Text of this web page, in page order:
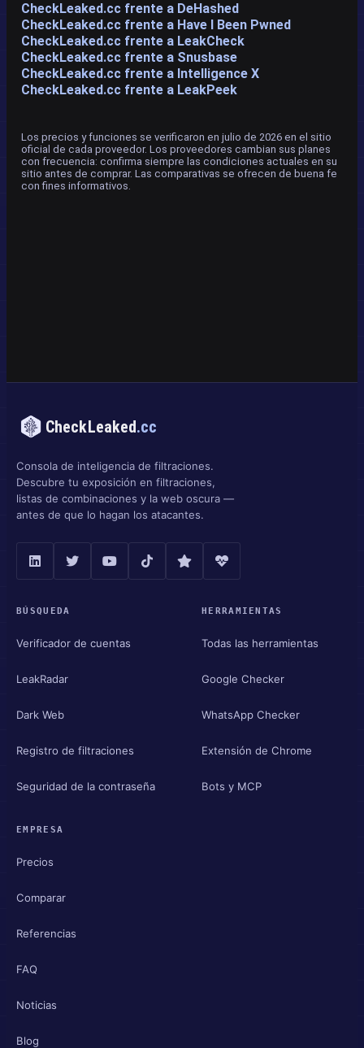
CheckLeaked.cc frente a DeHashed
CheckLeaked.cc frente a Have I Been Pwned
CheckLeaked.cc frente a LeakCheck
CheckLeaked.cc frente a Snusbase
CheckLeaked.cc frente a Intelligence X
CheckLeaked.cc frente a LeakPeek
Los precios y funciones se verificaron en julio de 2026 en el sitio
oficial de cada proveedor. Los proveedores cambian sus planes
con frecuencia: confirma siempre las condiciones actuales en su
sitio antes de comprar. Las comparativas se ofrecen de buena fe
con fines informativos.
CheckLeaked.cc
Consola de inteligencia de filtraciones.
Descubre tu exposición en filtraciones,
listas de combinaciones y la web oscura —
antes de que lo hagan los atacantes.
BÚSQUEDA
Verificador de cuentas
LeakRadar
Dark Web
Registro de filtraciones
Seguridad de la contraseña
HERRAMIENTAS
Todas las herramientas
Google Checker
WhatsApp Checker
Extensión de Chrome
Bots y MCP
EMPRESA
Precios
Comparar
Referencias
FAQ
Noticias
Blog